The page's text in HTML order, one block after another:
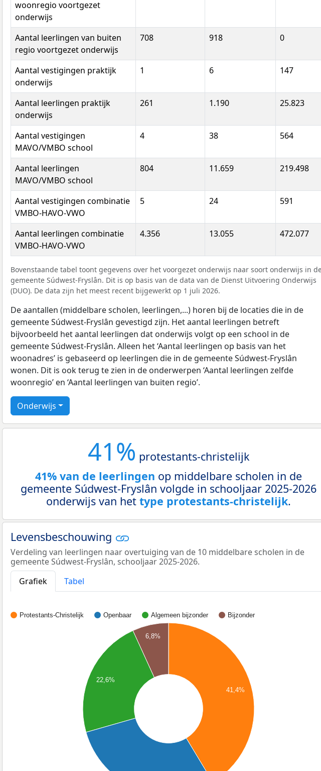
woonregio voortgezet
onderwijs
Aantal leerlingen van buiten
regio voortgezet onderwijs
708 918 0
Aantal vestigingen praktijk
onderwijs
1 6 147
Aantal leerlingen praktijk
onderwijs
261 1.190 25.823
Aantal vestigingen
MAVO/VMBO school
4 38 564
Aantal leerlingen
MAVO/VMBO school
804 11.659 219.498
Aantal vestigingen combinatie
VMBO-HAVO-VWO
5 24 591
Aantal leerlingen combinatie
VMBO-HAVO-VWO
4.356 13.055 472.077
Bovenstaande tabel toont gegevens over het voorgezet onderwijs naar soort onderwijs in
gemeente Súdwest-Fryslân. Dit is op basis van de data van de Dienst Uitvoering Onderwijs
(DUO). De data zijn het meest recent bijgewerkt op 1 juli 2026.
De aantallen (middelbare scholen, leerlingen,...) horen bij de locaties die in de
gemeente Súdwest-Fryslân gevestigd zijn. Het aantal leerlingen betreft
bijvoorbeeld het aantal leerlingen dat onderwijs volgt op een school in de
gemeente Súdwest-Fryslân. Alleen het ‘Aantal leerlingen op basis van het
woonadres’ is gebaseerd op leerlingen die in de gemeente Súdwest-Fryslân
wonen. Dit is ook terug te zien in de onderwerpen ‘Aantal leerlingen zelfde
woonregio’ en ‘Aantal leerlingen van buiten regio’.
Onderwijs
41% protestants-christelijk
41% van de leerlingen op middelbare scholen in de
gemeente Súdwest-Fryslân volgde in schooljaar 2025-2026
onderwijs van het type protestants-christelijk.
Levensbeschouwing
Verdeling van leerlingen naar overtuiging van de 10 middelbare scholen in de
gemeente Súdwest-Fryslân, schooljaar 2025-2026.
Grafiek
Tabel
Protestants-Christelijk Openbaar Algemeen bijzonder Bijzonder
41,4%
6,8%
22,6%